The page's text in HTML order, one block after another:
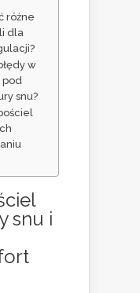
różne
dla
w
snu?
snu i